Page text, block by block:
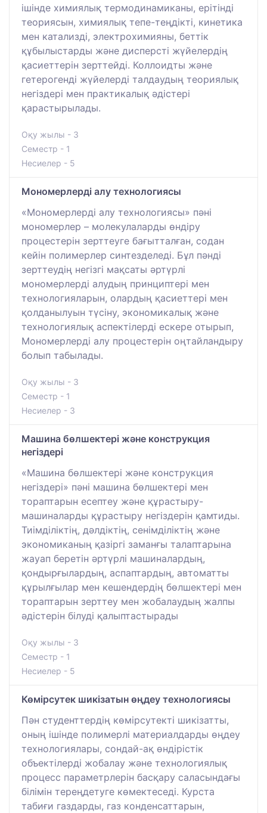
ішінде химиялық термодинамиканы, ерітінді
теориясын, химиялық тепе-теңдікті, кинетика
мен катализді, электрохимияны, беттік
құбылыстарды және дисперсті жүйелердің
қасиеттерін зерттейді. Коллоидты және
гетерогенді жүйелерді талдаудың теориялық
негіздері мен практикалық әдістері
қарастырылады.
Оқу жылы - 3
Семестр - 1
Несиелер - 5
Мономерлерді алу технологиясы
«Мономерлерді алу технологиясы» пәні
мономерлер – молекулаларды өндіру
процестерін зерттеуге бағытталған, содан
кейін полимерлер синтезделеді. Бұл пәнді
зерттеудің негізгі мақсаты әртүрлі
мономерлерді алудың принциптері мен
технологияларын, олардың қасиеттері мен
қолданылуын түсіну, экономикалық және
технологиялық аспектілерді ескере отырып,
Мономерлерді алу процестерін оңтайландыру
болып табылады.
Оқу жылы - 3
Семестр - 1
Несиелер - 3
Машина бөлшектері және конструкция
негіздері
«Машина бөлшектері және конструкция
негіздері» пәні машина бөлшектері мен
тораптарын есептеу және құрастыру-
машиналарды құрастыру негіздерін қамтиды.
Тиімділіктің, дәлдіктің, сенімділіктің және
экономиканың қазіргі заманғы талаптарына
жауап беретін әртүрлі машиналардың,
қондырғылардың, аспаптардың, автоматты
құрылғылар мен кешендердің бөлшектері мен
тораптарын зерттеу мен жобалаудың жалпы
әдістерін білуді қалыптастырады
Оқу жылы - 3
Семестр - 1
Несиелер - 5
Көмірсутек шикізатын өңдеу технологиясы
Пән студенттердің көмірсутекті шикізатты,
оның ішінде полимерлі материалдарды өңдеу
технологиялары, сондай-ақ өндірістік
объектілерді жобалау және технологиялық
процесс параметрлерін басқару саласындағы
білімін тереңдетуге көмектеседі. Курста
табиғи газдарды, газ конденсаттарын,